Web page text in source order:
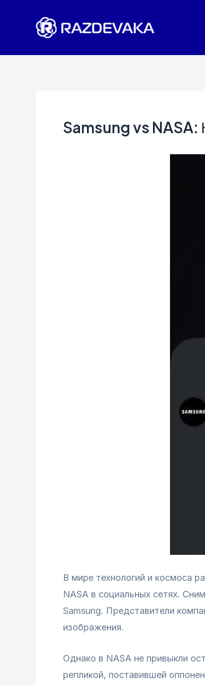
содержимому
Samsung vs NASA:
В мире технологий и космоса
NASA в социальных сетях.
Samsung. Представители
изображения.
Однако в NASA не привыкли
репликой, поставившей